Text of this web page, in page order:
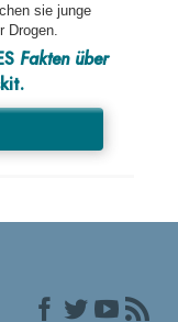
sie junge
Drogen.
Fakten über